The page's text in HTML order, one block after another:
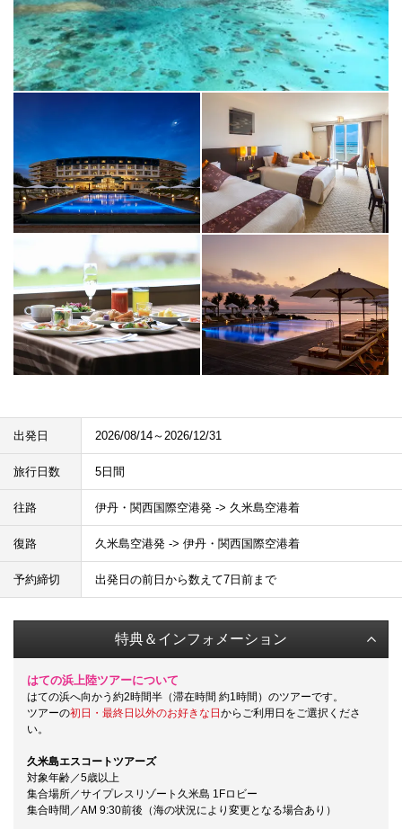
出発日 2026/08/14～2026/12/31
旅行日数 5日間
往路 伊丹・関西国際空港発 -> 久米島空港着
復路 久米島空港発 -> 伊丹・関西国際空港着
予約締切 出発日の前日から数えて7日前まで
特典＆インフォメーション
はての浜上陸ツアーについて
はての浜へ向かう約2時間半（滞在時間 約1時間）のツアーです。
ツアーの初日・最終日以外のお好きな日からご利用日をご選択くださ
い。
久米島エスコートツアーズ
対象年齢／5歳以上
集合場所／サイプレスリゾート久米島 1Fロビー
集合時間／AM 9:30前後（海の状況により変更となる場合あり）